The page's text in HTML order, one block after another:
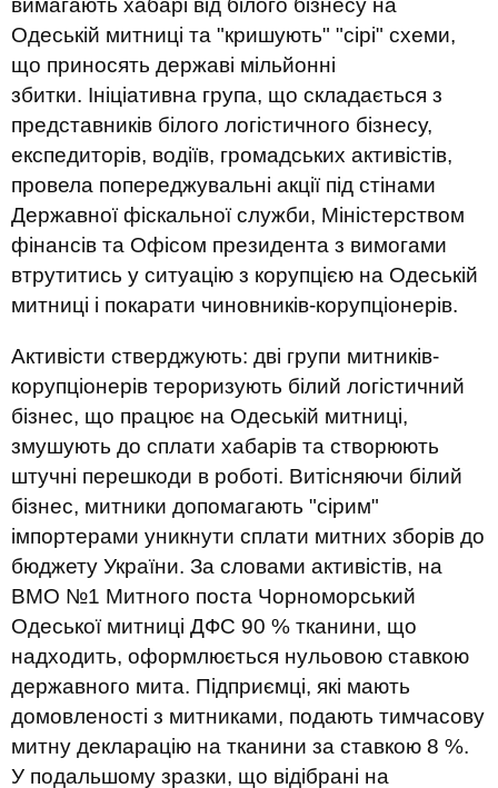
вимагають хабарі від білого бізнесу на
Одеській митниці та "кришують" "сірі" схеми,
що приносять державі мільйонні
збитки. Ініціативна група, що складається з
представників білого логістичного бізнесу,
експедиторів, водіїв, громадських активістів,
провела попереджувальні акції під стінами
Державної фіскальної служби, Міністерством
фінансів та Офісом президента з вимогами
втрутитись у ситуацію з корупцією на Одеській
митниці і покарати чиновників-корупціонерів.
Активісти стверджують: дві групи митників-
корупціонерів тероризують білий логістичний
бізнес, що працює на Одеській митниці,
змушують до сплати хабарів та створюють
штучні перешкоди в роботі. Витісняючи білий
бізнес, митники допомагають "сірим"
імпортерами уникнути сплати митних зборів до
бюджету України. За словами активістів, на
ВМО №1 Митного поста Чорноморський
Одеської митниці ДФС 90 % тканини, що
надходить, оформлюється нульовою ставкою
державного мита. Підприємці, які мають
домовленості з митниками, подають тимчасову
митну декларацію на тканини за ставкою 8 %.
У подальшому зразки, що відібрані на